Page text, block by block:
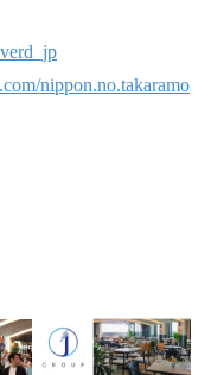
nippon.no.takaramo